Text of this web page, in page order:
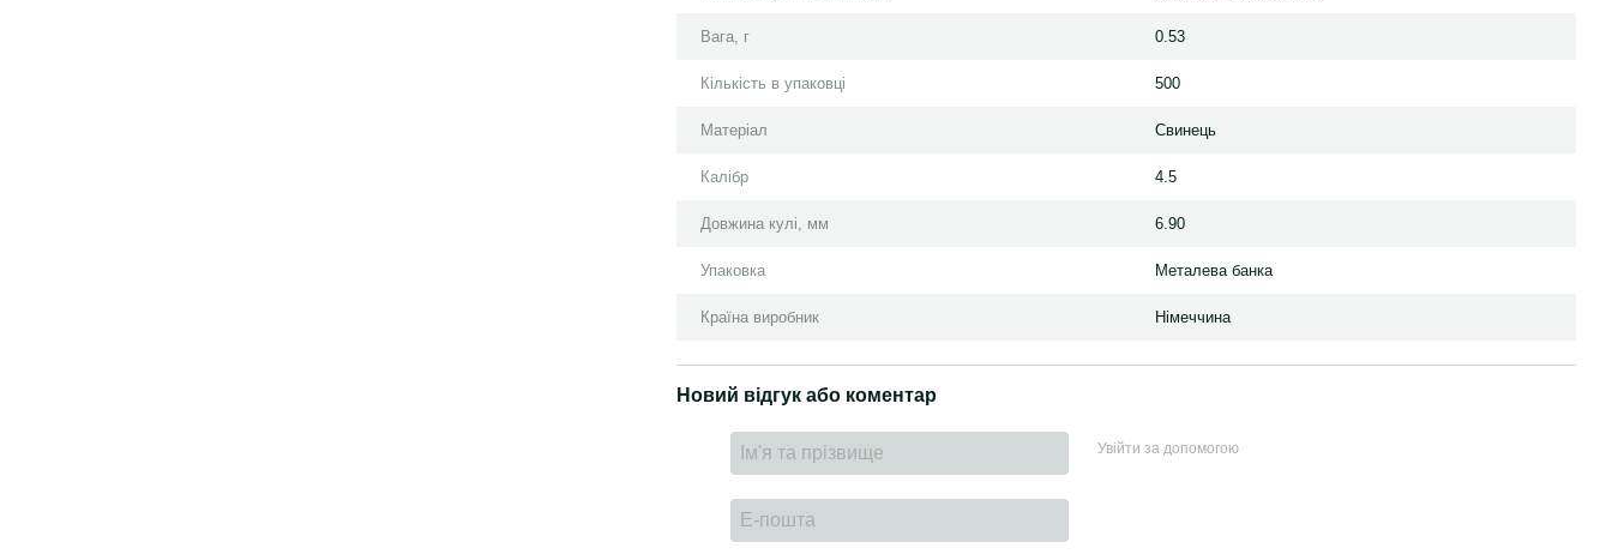
Вага, г 0.53
Кількість в упаковці 500
Матеріал Свинець
Калібр 4.5
Довжина кулі, мм 6.90
Упаковка Металева банка
Країна виробник Німеччина
Новий відгук або коментар
Увійти за допомогою